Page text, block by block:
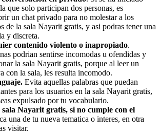
que solo participan dos personas, es
un chat privado para no molestar a los
de la sala Nayarit gratis, y asi podras tener una
y discreta.
contenido violento o inapropiado.
podrian sentirse incomodas u ofendidas y
la sala Nayarit gratis, porque al leer un
con la sala, les resulta incomodo.
Evita aquellas palabras que puedan
para los usuarios en la sala Nayarit gratis,
expulsado por tu vocabulario.
Nayarit gratis, si no cumple con el
una de tu nueva tematica o interes, en otra
visitar.